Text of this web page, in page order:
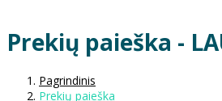
Prekių paieška -
Pagrindinis
Prekių paieška